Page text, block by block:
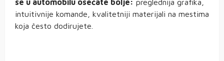
se u automobilu osećate bolje: preglednija grafika,
intuitivnije komande, kvalitetniji materijali na mestima
koja često dodirujete.